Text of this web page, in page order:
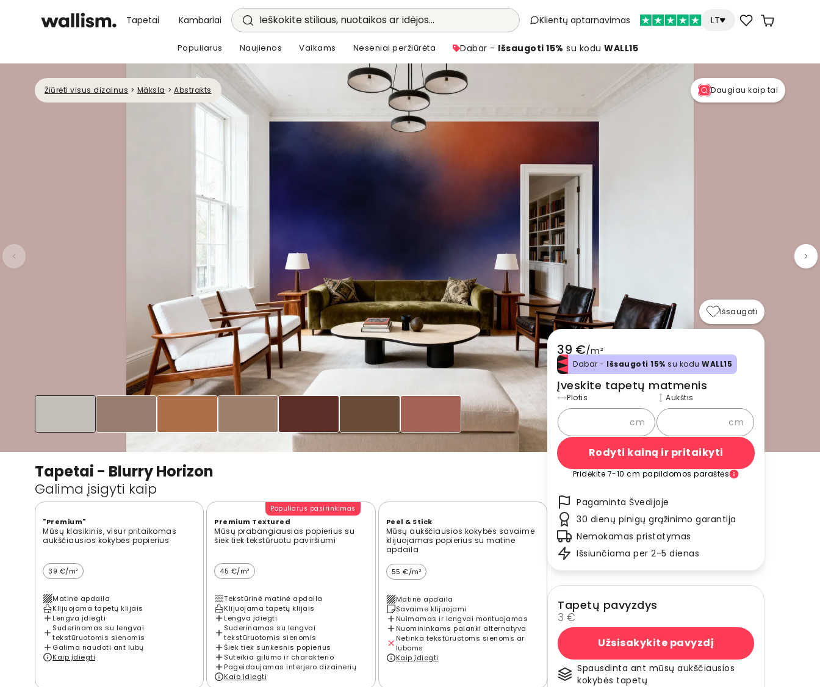
Tapetai Kambariai Ieškokite stiliaus, nuotaikos ar idėjos... Klientų aptarnavimas LT
Populiarus Naujienos Vaikams Neseniai peržiūrėta Dabar - Išsaugoti 15% su koduWALL15
Žiūrėti visus dizainus > Māksla > Abstrakts Daugiau kaip tai
Tapetai - Blurry Horizon
Galima įsigyti kaip
"Premium"
Mūsų klasikinis, visur pritaikomas
aukščiausios kokybės popierius
39 €/m²
Matinė apdaila
Klijuojama tapetų klijais
Lengva įdiegti
Suderinamas su lengvai
tekstūruotomis sienomis
Galima naudoti ant lubų
Kaip įdiegti
Populiarus pasirinkimas
Premium Textured
Mūsų prabangiausias popierius su
šiek tiek tekstūruotu paviršiumi
45 €/m²
Tekstūrinė matinė apdaila
Klijuojama tapetų klijais
Lengva įdiegti
Suderinamas su lengvai
tekstūruotomis sienomis
Šiek tiek sunkesnis popierius
Suteikia gilumo ir charakterio
Pageidaujamas interjero dizainerių
Kaip įdiegti
Peel & Stick
Mūsų aukščiausios kokybės savaime
klijuojamas popierius su matine
apdaila
55 €/m²
Matinė apdaila
Savaime klijuojami
Nuimamas ir lengvai montuojamas
Nuomininkams palanki alternatyva
Netinka tekstūruotoms sienoms ar
luboms
Kaip įdiegti
Išsaugoti
39 €/m²
Dabar - Išsaugoti 15% su kodu WALL15
Įveskite tapetų matmenis
Plotis
cm
Aukštis
cm
Rodyti kainą ir pritaikyti
Pridėkite 7-10 cm papildomos paraštės
Pagaminta Švedijoje
30 dienų pinigų grąžinimo garantija
Nemokamas pristatymas
Išsiunčiama per 2-5 dienas
Tapetų pavyzdys
3 €
Užsisakykite pavyzdį
Spausdinta ant mūsų aukščiausios
kokybės tapetų